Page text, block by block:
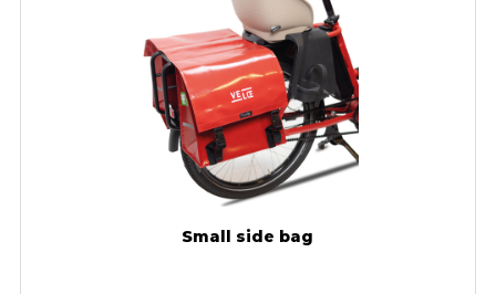
Small side bag